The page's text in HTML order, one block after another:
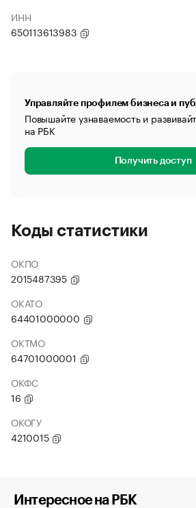
ИНН
650113613983
Управляйте профилем бизнеса и
Повышайте узнаваемость и
на РБК
Получить доступ
Коды статистики
ОКПО
2015487395
ОКАТО
64401000000
ОКТМО
64701000001
ОКФС
16
ОКОГУ
4210015
Интересное на РБК